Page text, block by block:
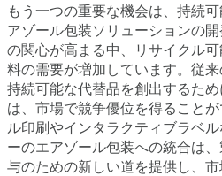
もう一つの重要な機会は、持続
アゾール包装ソリューションの
の関心が高まる中、リサイクル
料の需要が増加しています。従
持続可能な代替品を創出するた
は、市場で競争優位を得ること
ル印刷やインタラクティブラベ
ーのエアゾール包装への統合は
与のための新しい道を提供し、